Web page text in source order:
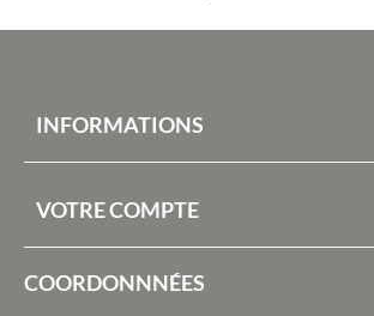
INFORMATIONS
VOTRE COMPTE
COORDONNNÉES